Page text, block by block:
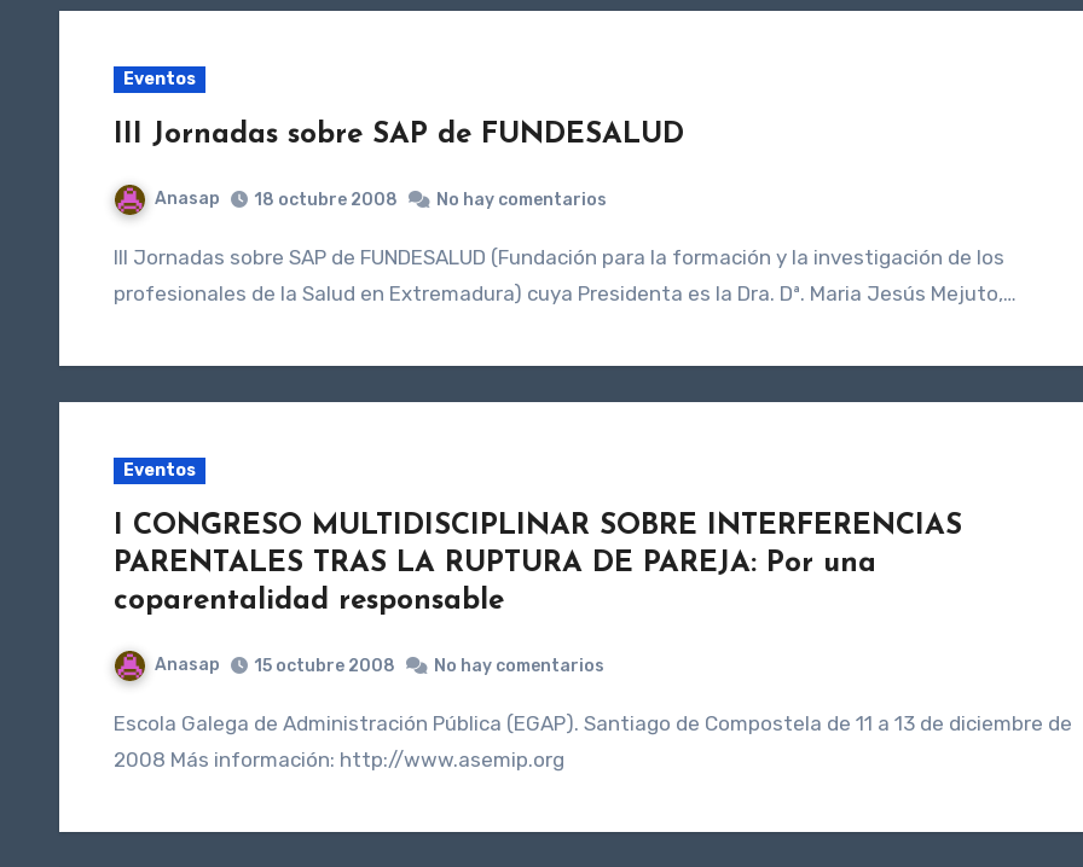
Eventos
III Jornadas sobre SAP de FUNDESALUD
Anasap 18 octubre 2008 No hay comentarios
III Jornadas sobre SAP de FUNDESALUD (Fundación para la formación y la investigación de los
profesionales de la Salud en Extremadura) cuya Presidenta es la Dra. Dª. Maria Jesús Mejuto,…
Eventos
I CONGRESO MULTIDISCIPLINAR SOBRE INTERFERENCIAS
PARENTALES TRAS LA RUPTURA DE PAREJA: Por una
coparentalidad responsable
Anasap 15 octubre 2008 No hay comentarios
Escola Galega de Administración Pública (EGAP). Santiago de Compostela de 11 a 13 de diciembre de
2008 Más información: http://www.asemip.org